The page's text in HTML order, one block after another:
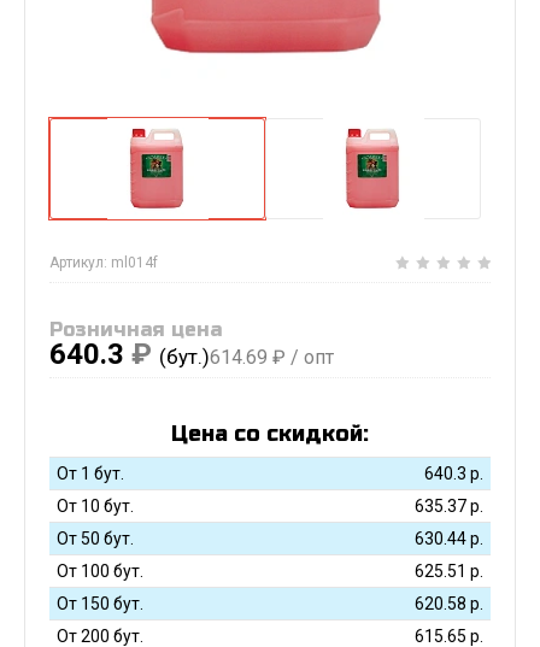
Артикул: ml014f
Розничная цена
640.3 ₽ (бут.)614.69 ₽ / опт
Цена со скидкой:
От 1 бут. 640.3 р.
От 10 бут.
635.37р.
От 50 бут.
630.44р.
От 100 бут.
625.51 р.
От 150 бут.
620.58 р.
От 200 бут.
615.65 р.